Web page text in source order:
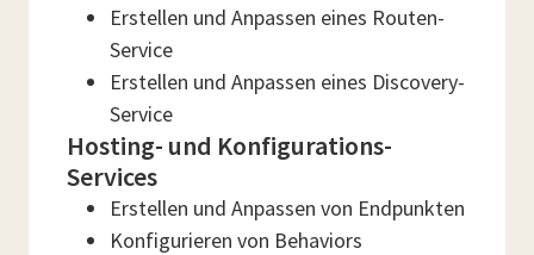
Erstellen und Anpassen eines Routen-
Service
Erstellen und Anpassen eines Discovery-
Service
Hosting- und Konfigurations-
Services
Erstellen und Anpassen von Endpunkten
Konfigurieren von Behaviors